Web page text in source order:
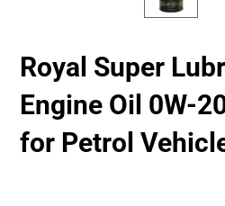
Royal Super
Engine Oil 0W-
for Petrol